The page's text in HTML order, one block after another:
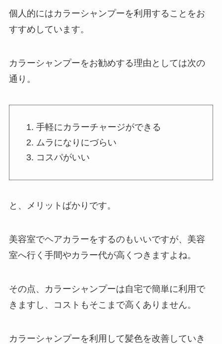
個人的にはカラーシャンプーを利用することをお
すすめしています。
カラーシャンプーをお勧めする理由としては次の
通り。
手軽にカラーチャージができる
ムラになりにづらい
コスパがいい
と、メリットばかりです。
美容室でヘアカラーをするのもいいですが、美容
室へ行く手間やカラー代が高くつきますよね。
その点、カラーシャンプーは自宅で簡単に利用で
きますし、コストもそこまで高くありません。
カラーシャンプーを利用して髪色を改善していき